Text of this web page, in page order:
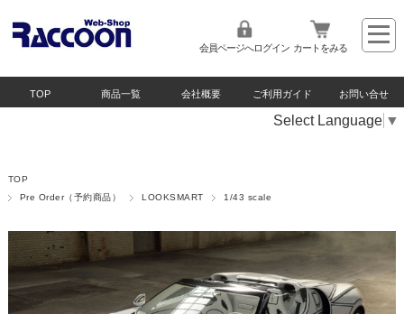
会員ページへログイン カートをみる
TOP 商品一覧 会社概要 ご利用ガイド お問い合せ
Select Language ▼
TOP
Pre Order（予約商品）
LOOKSMART 1/43 scale